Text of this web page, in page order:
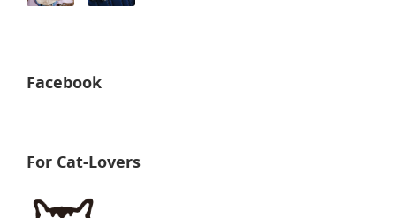
Facebook
For Cat-Lovers